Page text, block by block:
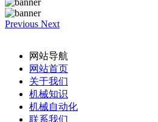
Previous Next
网站导航
网站首页
关于我们
机械知识
机械自动化
联系我们